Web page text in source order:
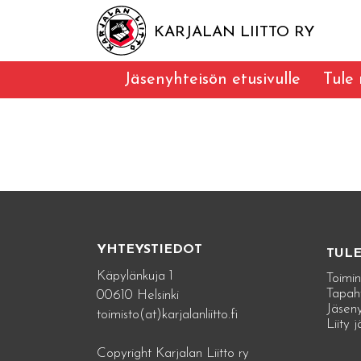
KARJALAN LIITTO RY
Jäsenyhteisön etusivulle
YHTEYSTIEDOT
Käpylänkuja 1
00610 Helsinki
toimisto(at)karjalanliitto.fi
Copyright Karjalan Liitto ry
Liity